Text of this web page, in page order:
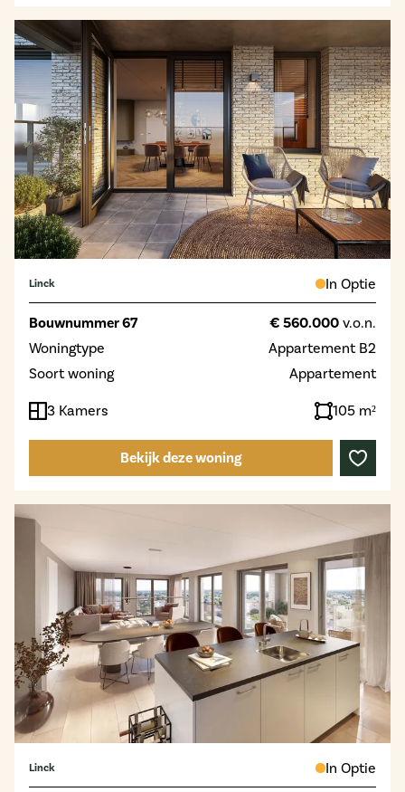
Linck In Optie
Bouwnummer 67 € 560.000 v.o.n.
Woningtype
Appartement B2
Soort woning
Appartement
3 Kamers 105 m²
Bekijk deze woning
Linck In Optie